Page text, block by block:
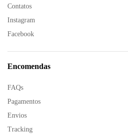
Contatos
Instagram
Facebook
Encomendas
FAQs
Pagamentos
Envios
Tracking